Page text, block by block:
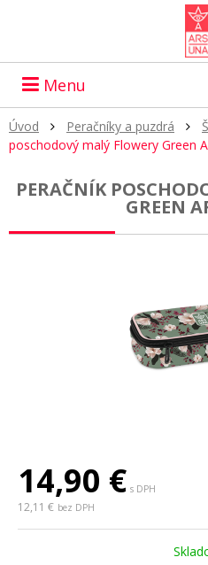
Menu
Úvod Peračníky a puzdrá
poschodový malý Flowery Green
PERAČNÍK
GREEN
14,90 € s DPH
12,11 € bez DPH